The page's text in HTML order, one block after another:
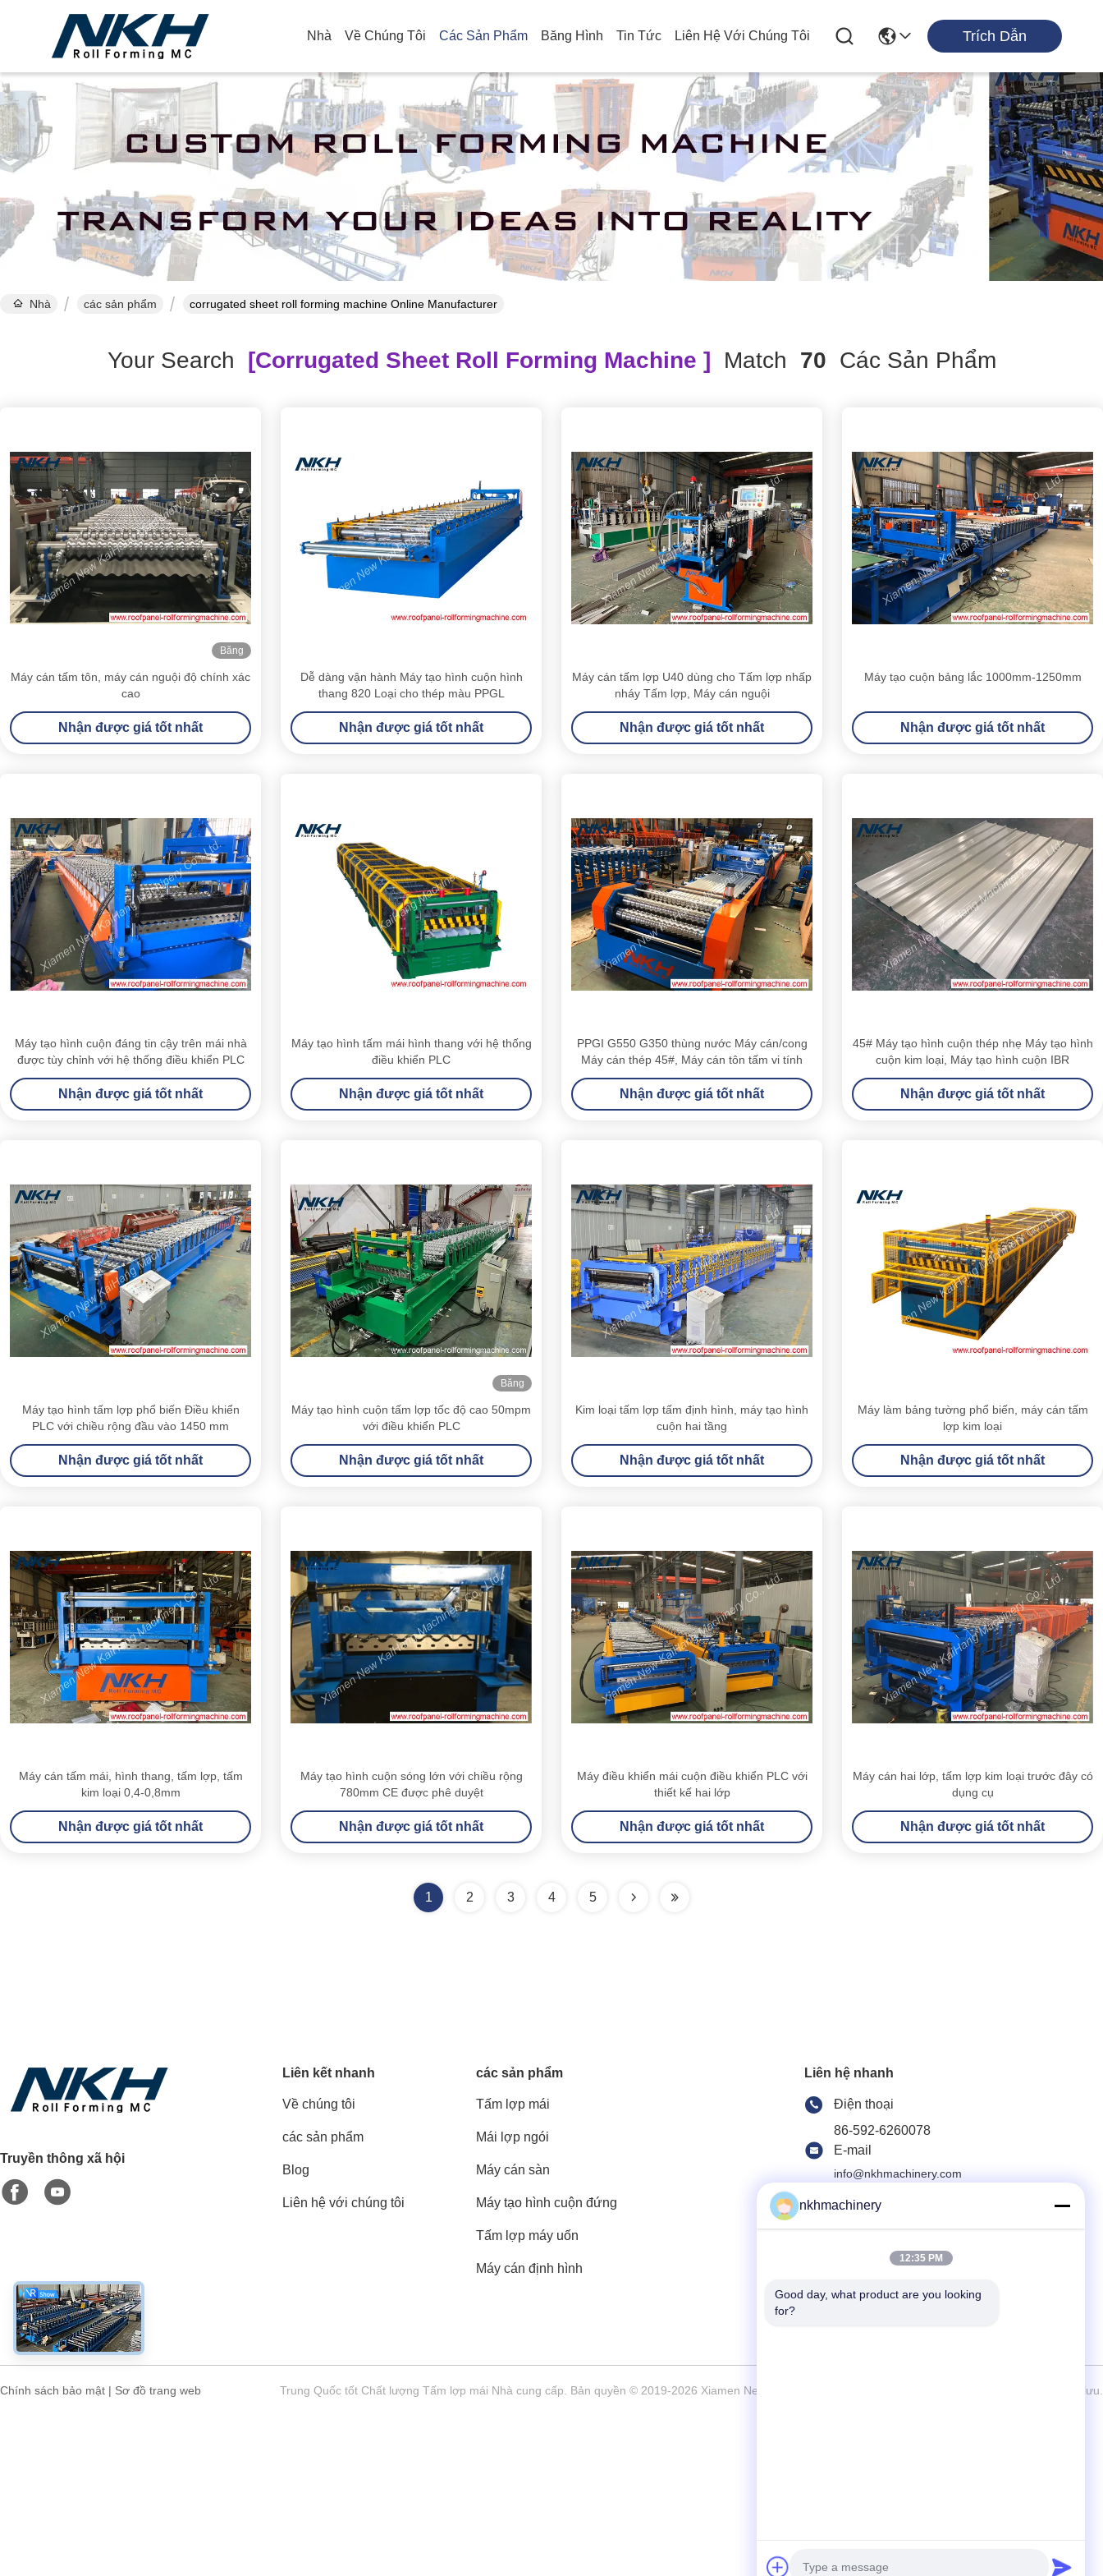
Nhà Về Chúng Tôi Các Sản Phẩm Băng Hình Tin Tức Liên Hệ Với Chúng Tôi Trích Dẫn
Search Result
Nhà các sản phẩm corrugated sheet roll forming machine Online Manufacturer
Your Search [corrugated Sheet Roll Forming Machine ] Match 70 Các Sản Phẩm
Băng
Máy cán tấm tôn, máy cán nguội độ chính xác
cao
Nhận được giá tốt nhất
Dễ dàng vận hành Máy tạo hình cuộn hình
thang 820 Loại cho thép màu PPGL
Nhận được giá tốt nhất
Máy cán tấm lợp U40 dùng cho Tấm lợp nhấp
nháy Tấm lợp, Máy cán nguội
Nhận được giá tốt nhất
Máy tạo cuộn bảng lắc 1000mm-1250mm
Nhận được giá tốt nhất
Máy tạo hình cuộn đáng tin cậy trên mái nhà
được tùy chỉnh với hệ thống điều khiển PLC
Nhận được giá tốt nhất
Máy tạo hình tấm mái hình thang với hệ thống
điều khiển PLC
Nhận được giá tốt nhất
PPGI G550 G350 thùng nước Máy cán/cong
Máy cán thép 45#, Máy cán tôn tấm vi tính
Nhận được giá tốt nhất
45# Máy tạo hình cuộn thép nhẹ Máy tạo hình
cuộn kim loại, Máy tạo hình cuộn IBR
Nhận được giá tốt nhất
Máy tạo hình tấm lợp phổ biến Điều khiển
PLC với chiều rộng đầu vào 1450 mm
Nhận được giá tốt nhất
Băng
Máy tạo hình cuộn tấm lợp tốc độ cao 50mpm
với điều khiển PLC
Nhận được giá tốt nhất
Kim loại tấm lợp tấm định hình, máy tạo hình
cuộn hai tầng
Nhận được giá tốt nhất
Máy làm bảng tường phổ biến, máy cán tấm
lợp kim loại
Nhận được giá tốt nhất
Máy cán tấm mái, hình thang, tấm lợp, tấm
kim loại 0,4-0,8mm
Nhận được giá tốt nhất
Máy tạo hình cuộn sóng lớn với chiều rộng
780mm CE được phê duyệt
Nhận được giá tốt nhất
Máy điều khiển mái cuộn điều khiển PLC với
thiết kế hai lớp
Nhận được giá tốt nhất
Máy cán hai lớp, tấm lợp kim loại trước đây có
dụng cụ
Nhận được giá tốt nhất
1 2 3 4 5
Truyền thông xã hội
Liên kết nhanh
Về chúng tôi
các sản phẩm
Blog
Liên hệ với chúng tôi
các sản phẩm
Tấm lợp mái
Mái lợp ngói
Máy cán sàn
Máy tạo hình cuộn đứng
Tấm lợp máy uốn
Máy cán định hình
Liên hệ nhanh
Điện thoại
86-592-6260078
E-mail
info@nkhmachinery.com
Địa chỉ
No.503-3, Hangtian Road, Guankou, Jimei,
Chính sách bảo mật | Sơ đồ trang web Trung Quốc tốt Chất lượng Tấm lợp mái Nhà cung cấp. Bản quyền © 2019-2026 Xiamen New KaiHang Machinery Co., Ltd Tất cả. Tất cả quyền được bảo lưu.
nkhmachinery
12:35 PM
Good day, what product are you looking
for?